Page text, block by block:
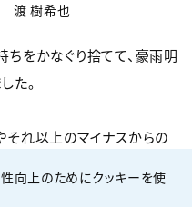
渡 樹希也
ちをかなぐり捨てて、豪雨明
た。
それ以上のマイナスからの
より一層の団結力ができ
性向上のためにクッキーを使